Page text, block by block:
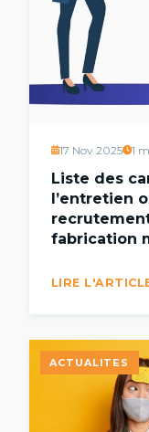
17 Nov 2025 1
Liste des
l’entretien
fabrication
LIRE
ACTUALITES